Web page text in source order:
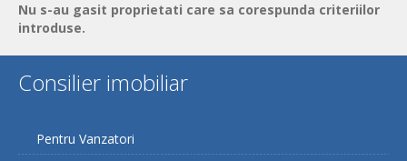
Nu s-au gasit proprietati care sa corespunda criteriilor
introduse.
Consilier imobiliar
Pentru Vanzatori